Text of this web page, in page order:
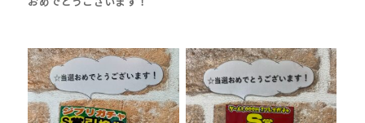
おめでとうございます！